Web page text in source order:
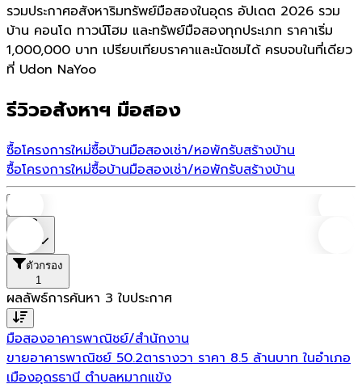
รวมประกาศอสังหาริมทรัพย์มือสองในอุดร อัปเดต 2026 รวม
บ้าน คอนโด ทาวน์โฮม และทรัพย์มือสองทุกประเภท ราคาเริ่ม
1,000,000 บาท เปรียบเทียบราคาและนัดชมได้ ครบจบในที่เดียว
ที่ Udon NaYoo
รีวิวอสังหาฯ มือสอง
ซื้อโครงการใหม่ซื้อบ้านมือสองเช่า/หอพักรับสร้างบ้าน
ซื้อโครงการใหม่ซื้อบ้านมือสองเช่า/หอพักรับสร้างบ้าน
ตัวกรอง
1
ผลลัพธ์การค้นหา 3 ใบประกาศ
มือสองอาคารพาณิชย์/สำนักงาน
ขายอาคารพาณิชย์ 50.2ตารางวา ราคา 8.5 ล้านบาท ในอำเภอ
เมืองอุดรธานี ตำบลหมากแข้ง